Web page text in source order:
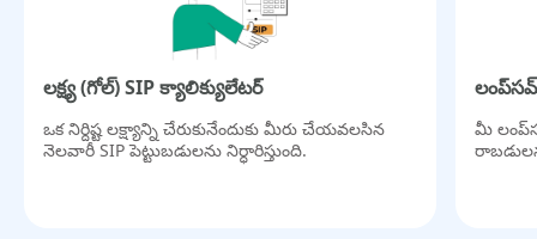
లక్ష్య (గోల్) SIP క్యాలిక్యులేటర్
ఒక నిర్దిష్ట లక్ష్యాన్ని చేరుకునేందుకు మీరు చేయవలసిన
నెలవారీ SIP పెట్టుబడులను నిర్ధారిస్తుంది.
మీ